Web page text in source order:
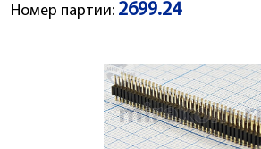
Номер партии: 2699.24